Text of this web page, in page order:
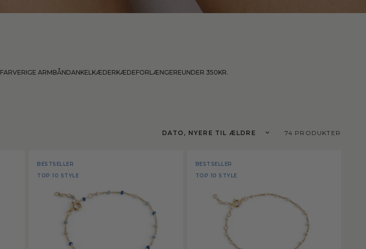
FARVERIGE ARMBÅNDANKELKÆDERKÆDEFORLÆNGEREUNDER 350KR.
Sorter efter 74 PRODUKTER
BESTSELLER
TOP 10 STYLE
BESTSELLER
TOP 10 STYLE